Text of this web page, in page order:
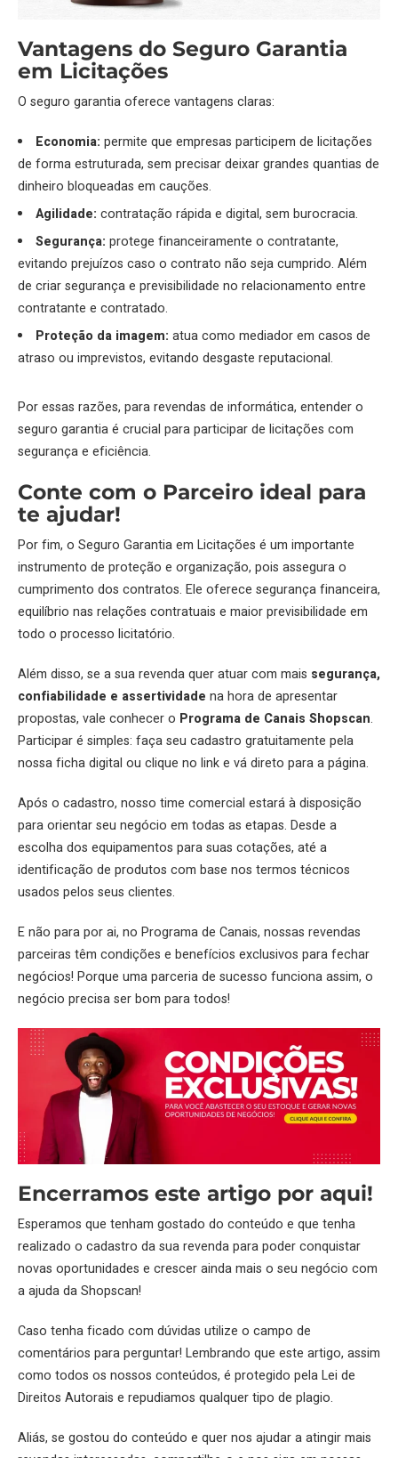
Vantagens do Seguro Garantia
em Licitações
O seguro garantia oferece vantagens claras:
Economia: permite que empresas participem de licitações
de forma estruturada, sem precisar deixar grandes quantias de
dinheiro bloqueadas em cauções.
Agilidade: contratação rápida e digital, sem burocracia.
Segurança: protege financeiramente o contratante,
evitando prejuízos caso o contrato não seja cumprido. Além
de criar segurança e previsibilidade no relacionamento entre
contratante e contratado.
Proteção da imagem: atua como mediador em casos de
atraso ou imprevistos, evitando desgaste reputacional.
Por essas razões, para revendas de informática, entender o
seguro garantia é crucial para participar de licitações com
segurança e eficiência.
Conte com o Parceiro ideal para
te ajudar!
Por fim, o Seguro Garantia em Licitações é um importante
instrumento de proteção e organização, pois assegura o
cumprimento dos contratos. Ele oferece segurança financeira,
equilíbrio nas relações contratuais e maior previsibilidade em
todo o processo licitatório.
Além disso, se a sua revenda quer atuar com mais segurança,
confiabilidade e assertividade na hora de apresentar
propostas, vale conhecer o Programa de Canais Shopscan.
Participar é simples: faça seu cadastro gratuitamente pela
nossa ficha digital ou clique no link e vá direto para a página.
Após o cadastro, nosso time comercial estará à disposição
para orientar seu negócio em todas as etapas. Desde a
escolha dos equipamentos para suas cotações, até a
identificação de produtos com base nos termos técnicos
usados pelos seus clientes.
E não para por ai, no Programa de Canais, nossas revendas
parceiras têm condições e benefícios exclusivos para fechar
negócios! Porque uma parceria de sucesso funciona assim, o
negócio precisa ser bom para todos!
Encerramos este artigo por aqui!
Esperamos que tenham gostado do conteúdo e que tenha
realizado o cadastro da sua revenda para poder conquistar
novas oportunidades e crescer ainda mais o seu negócio com
a ajuda daShopscan!
Caso tenha ficado com dúvidas utilize o campo de
comentários para perguntar! Lembrando que este artigo, assim
como todos os nossos conteúdos, é protegido pela Lei de
Direitos Autorais e repudiamos qualquer tipo de plagio.
Aliás, se gostou do conteúdo e quer nos ajudar a atingir mais